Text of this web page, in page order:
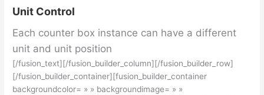
Unit Control
Each counter box instance can have a different
unit and unit position
[/fusion_text][/fusion_builder_column][/fusion_builder_row]
[/fusion_builder_container][fusion_builder_container
backgroundcolor= » » backgroundimage= » »